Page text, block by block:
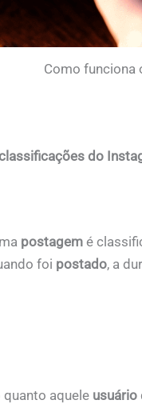
Como funciona
do
postagemé
foi postado, a
quanto aquele usuário